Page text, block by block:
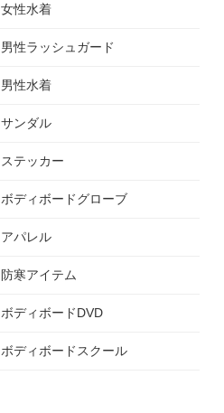
女性水着
男性ラッシュガード
男性水着
サンダル
ステッカー
ボディボードグローブ
アパレル
防寒アイテム
ボディボードDVD
ボディボードスクール